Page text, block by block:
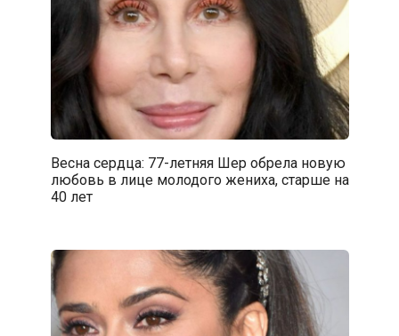
Весна сердца: 77-летняя Шер обрела новую
любовь в лице молодого жениха, старше на
40 лет